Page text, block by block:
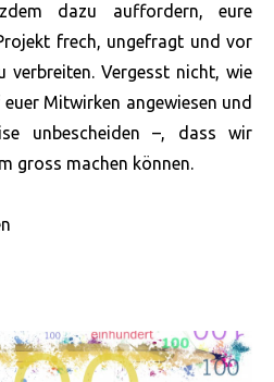
dazu auffordern, eure
frech, ungefragt und vor
verbreiten. Vergesst nicht, wie
Mitwirken angewiesen und
unbescheiden –, dass wir
gross machen können.